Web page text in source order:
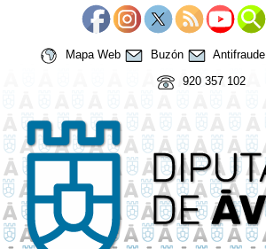
Mapa Web Buzón Antifraude
920 357 102